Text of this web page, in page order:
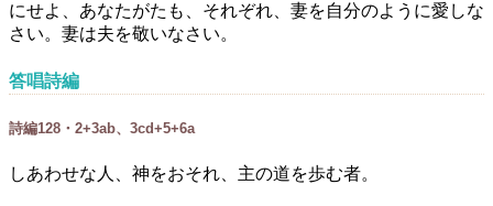
にせよ、あなたがたも、それぞれ、妻を自分のように愛しな
さい。妻は夫を敬いなさい。
答唱詩編
詩編128・2+3ab、3cd+5+6a
しあわせな人、神をおそれ、主の道を歩む者。